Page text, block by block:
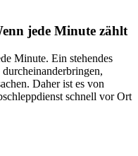
jede Minute zählt
Minute. Ein stehendes
Daher ist es von
schnell vor Ort